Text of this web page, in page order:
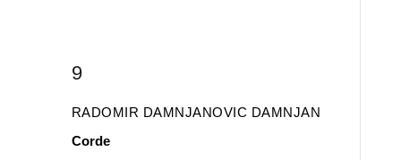
9
RADOMIR DAMNJANOVIC DAMNJAN
Corde